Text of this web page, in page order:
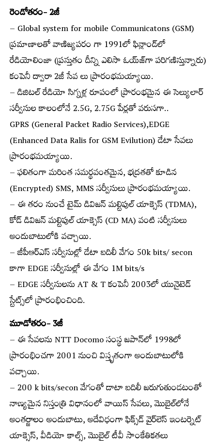
రెండోతరం- 2జీ
– Global system for mobile Communicatons (GSM)
ప్రమాణాలతో వాణిజ్యపరం గా 1991లో ఫిన్లాండ్‌లో
రేడియోలింజా (ప్రస్తుతం దీన్ని ఎలిసా ఓయ్‌జ్‌గా పరిగణిస్తున్నారు)
కంపెనీ ద్వారా 2జీ సేవ లు ప్రారంభమయ్యాయి.
– డిజిటల్ రేడియో సిగ్నళ్ల రూపంలో ప్రారంభమైన ఈ సెల్యులార్
సర్వీసుల కాలంలోనే 2.5G, 2.75G పేర్లతో వరుసగా..
GPRS (General Packet Radio Services),EDGE
(Enhanced Data Ralis for GSM Evilution) డేటా సేవలు
ప్రారంభమయ్యాయి.
– ఫలితంగా మరింత సమర్థవంతమైన, భద్రతతో కూడిన
(Encrypted) SMS, MMS సర్వీసులు ప్రారంభమయ్యాయి.
– ఈ తరం నుంచే టైమ్ డివిజన్ మల్టిపుల్ యాక్సెస్ (TDMA),
కోడ్ డివిజన్ మల్టిపుల్ యాక్సెస్ (CD MA) వంటి సర్వీసులు
అందుబాటులోకి వచ్చాయి.
– జీపీఆర్‌ఎస్ సర్వీసుల్లో డేటా బదిలీ వేగం 50k bits/ secon
కాగా EDGE సర్వీసుల్లో ఈ వేగం 1M bits/s
– EDGE సర్వీసులను AT & T కంపెనీ 2003లో యునైటెడ్
స్టేట్స్‌లో ప్రారంభించింది.
మూడోతరం- 3జీ
– ఈ సేవలను NTT Docomo సంస్థ జపాన్‌లో 1998లో
ప్రారంభించగా 2001 నుంచి విస్తృతంగా అందుబాటులోకి
వచ్చాయి.
– 200 k bits/secon వేగంతో డాటా బదిలీ జరుగుతుండటంతో
నాణ్యమైన నిస్తంత్రి విధానంలో వాయిస్ సేవలు, మొబైల్‌లోనే
అంతర్జాలం అందుబాటు, అదేవిధంగా ఫిక్స్‌డ్ వైర్‌లెస్ ఇంటర్నెట్
యాక్సెస్, వీడియో కాల్స్, మొబైల్ టీవీ సాంకేతికతలు